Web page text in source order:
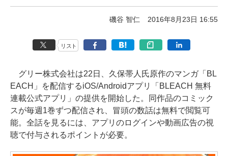
磯谷 智仁 2016年8月23日 16:55
リスト
グリー株式会社は22日、久保帯人氏原作のマンガ「BL
EACH」を配信するiOS/Androidアプリ「BLEACH 無料
連載公式アプリ」の提供を開始した。同作品のコミック
スが毎週1巻ずつ配信され、冒頭の数話は無料で閲覧可
能。全話を見るには、アプリのログインや動画広告の視
聴で付与されるポイントが必要。